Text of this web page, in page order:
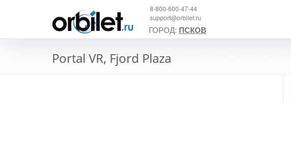
8-800-600-47-44
support@orbilet.ru
ГОРОД: ПСКОВ
Portal VR, Fjord Plaza